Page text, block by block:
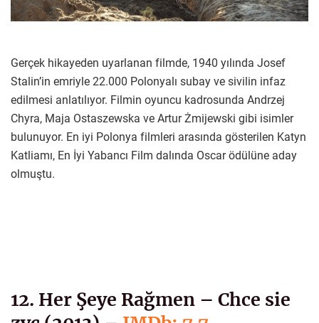
Gerçek hikayeden uyarlanan filmde, 1940 yılında Josef
Stalin’in emriyle 22.000 Polonyalı subay ve sivilin infaz
edilmesi anlatılıyor. Filmin oyuncu kadrosunda Andrzej
Chyra, Maja Ostaszewska ve Artur Żmijewski gibi isimler
bulunuyor. En iyi Polonya filmleri arasında gösterilen Katyn
Katliamı, En İyi Yabancı Film dalında Oscar ödülüne aday
olmuştu.
12. Her Şeye Rağmen – Chce sie